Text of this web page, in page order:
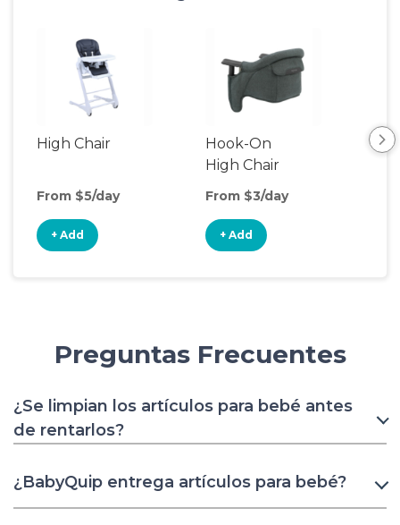
High Chair
From $5/day
+ Add
Hook-On
High Chair
From $3/day
+ Add
Preguntas Frecuentes
¿Se limpian los artículos para bebé antes
de rentarlos?
¿BabyQuip entrega artículos para bebé?